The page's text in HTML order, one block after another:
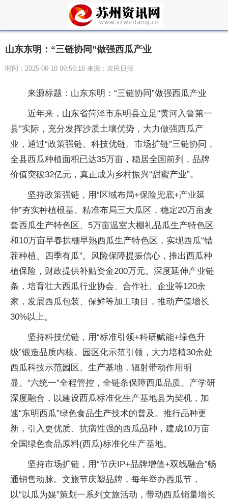
山东东明：“三链协同”做强西瓜产业
时间：2025-06-18 09:56:16 来源：农民日报
来源标题：山东东明：“三链协同”做强西瓜产业
近年来，山东省菏泽市东明县立足“黄河入鲁第一
县”实际，充分发挥沙质土壤优势，大力做强西瓜产
业，通过“政策强链、科技优链、市场扩链”三链协同，
全县西瓜种植面积已达35万亩，稳居全国前列，品牌
价值突破32亿元，真正成为乡村振兴“甜蜜产业”。
坚持政策强链，用“区域布局+保险兜底+产业延
伸”夯实种植根基。精准布局三大瓜区，稳定20万亩麦
套西瓜生产特色区、5万亩温室大棚礼品瓜生产特色区
和10万亩早春拱棚早熟西瓜生产特色区，实现西瓜“错
茬种植、四季有瓜”。风险保障提振信心，推出西瓜种
植保险，财政提供补贴资金200万元。深度延伸产业链
条，培育壮大西瓜行业协会、合作社、企业等120余
家，发展西瓜包装、保鲜等加工项目，推动产值增长
30%以上。
坚持科技优链，用“标准引领+科研赋能+绿色升
级”锻造品质内核。园区化示范引领，大力培植30余处
西瓜科技示范园区、生产基地，辐射带动作用明
显。“六统一”全程管控，全链条保障西瓜品质。产学研
深度融合，以建设西瓜标准化生产基地县为契机，加
速“东明西瓜”绿色食品生产技术的普及。推行品种更
新，引入更优质、抗病性强的西瓜品种，建成10万亩
全国绿色食品原料(西瓜)标准化生产基地。
坚持市场扩链，用“节庆IP+品牌增值+双线融合”畅
通销售动脉。文旅节庆塑品牌，每年举办西瓜节，
以“以瓜为媒”策划一系列文旅活动，带动西瓜销量增长